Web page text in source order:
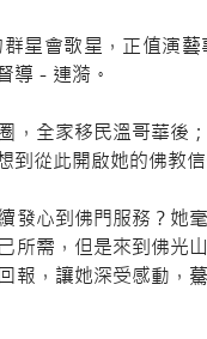
會歌星，正值演藝
導－連漪。
全家移民溫哥華後
到從此開啟她的佛教信
心到佛門服務？她
所需，但是來到佛光
報，讓她深受感動，